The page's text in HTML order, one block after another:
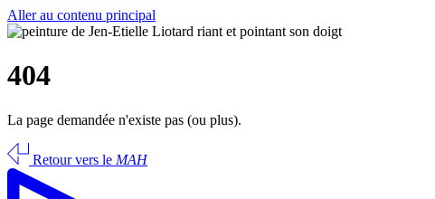
Aller au contenu principal
404
La page demandée n'existe pas (ou plus).
Retour vers le MAH